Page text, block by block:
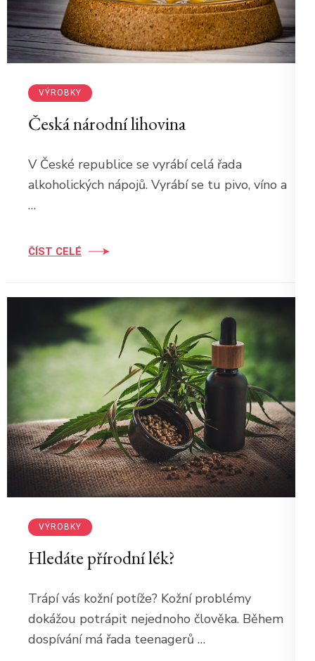
VÝROBKY
Česká národní lihovina
V České republice se vyrábí celá řada
alkoholických nápojů. Vyrábí se tu pivo, víno a
…
ČÍST CELÉ
VÝROBKY
Hledáte přírodní lék?
Trápí vás kožní potíže? Kožní problémy
dokážou potrápit nejednoho člověka. Během
dospívání má řada teenagerů …